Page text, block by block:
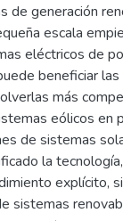
de generación
escala
eléctricos de
beneficiar
más
eólicos en
de sistemas
la
explícito,
sistemas